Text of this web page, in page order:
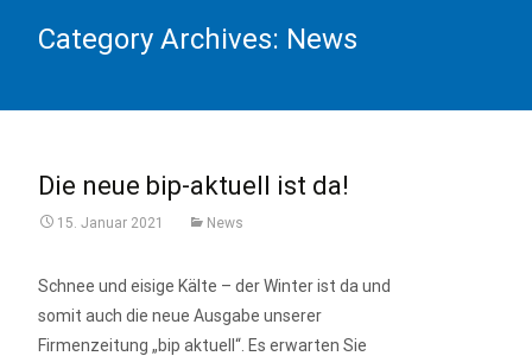
Category Archives: News
Die neue bip-aktuell ist da!
15. Januar 2021 News
Schnee und eisige Kälte – der Winter ist da und
somit auch die neue Ausgabe unserer
Firmenzeitung „bip aktuell“. Es erwarten Sie